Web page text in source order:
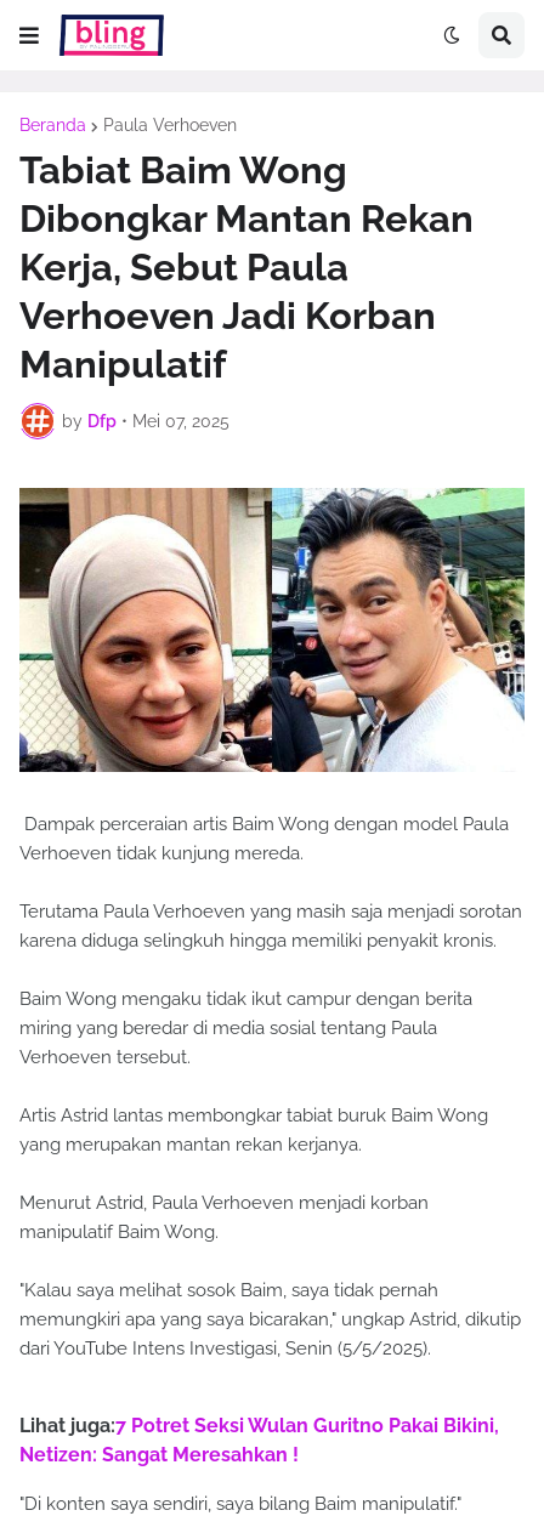
Beranda Paula Verhoeven
Tabiat Baim Wong
Dibongkar Mantan Rekan
Kerja, Sebut Paula
Verhoeven Jadi Korban
Manipulatif
by Dfp • Mei 07, 2025
Dampak perceraian artis Baim Wong dengan model Paula
Verhoeven tidak kunjung mereda.
Terutama Paula Verhoeven yang masih saja menjadi sorotan
karena diduga selingkuh hingga memiliki penyakit kronis.
Baim Wong mengaku tidak ikut campur dengan berita
miring yang beredar di media sosial tentang Paula
Verhoeven tersebut.
Artis Astrid lantas membongkar tabiat buruk Baim Wong
yang merupakan mantan rekan kerjanya.
Menurut Astrid, Paula Verhoeven menjadi korban
manipulatif Baim Wong.
"Kalau saya melihat sosok Baim, saya tidak pernah
memungkiri apa yang saya bicarakan," ungkap Astrid, dikutip
dari YouTube Intens Investigasi, Senin (5/5/2025).
Lihat juga:7 Potret Seksi Wulan Guritno Pakai Bikini,
Netizen: Sangat Meresahkan !
"Di konten saya sendiri, saya bilang Baim manipulatif."